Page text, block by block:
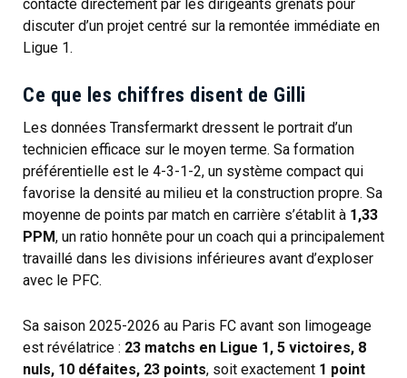
contacté directement par les dirigeants grenats pour
discuter d’un projet centré sur la remontée immédiate en
Ligue 1.
Ce que les chiffres disent de Gilli
Les données Transfermarkt dressent le portrait d’un
technicien efficace sur le moyen terme. Sa formation
préférentielle est le 4-3-1-2, un système compact qui
favorise la densité au milieu et la construction propre. Sa
moyenne de points par match en carrière s’établit à 1,33
PPM, un ratio honnête pour un coach qui a principalement
travaillé dans les divisions inférieures avant d’exploser
avec le PFC.
Sa saison 2025-2026 au Paris FC avant son limogeage
est révélatrice : 23 matchs en Ligue 1, 5 victoires, 8
nuls, 10 défaites, 23 points, soit exactement 1 point